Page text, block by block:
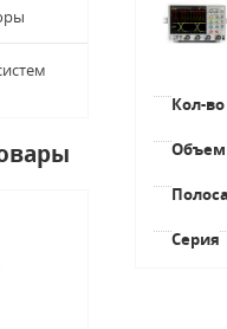
Кол-
Объем
Серия